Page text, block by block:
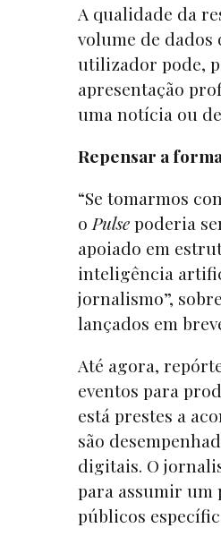
A qualidade da
volume de
utilizador pode,
apresentação
uma notícia ou
Repensar a
“Se tomarmos
o Pulsepoderia
apoiado em
inteligência
jornalismo”,
lançados em
Até agora,
eventos para
está prestes a
são
digitais. O
para assumir um
públicos